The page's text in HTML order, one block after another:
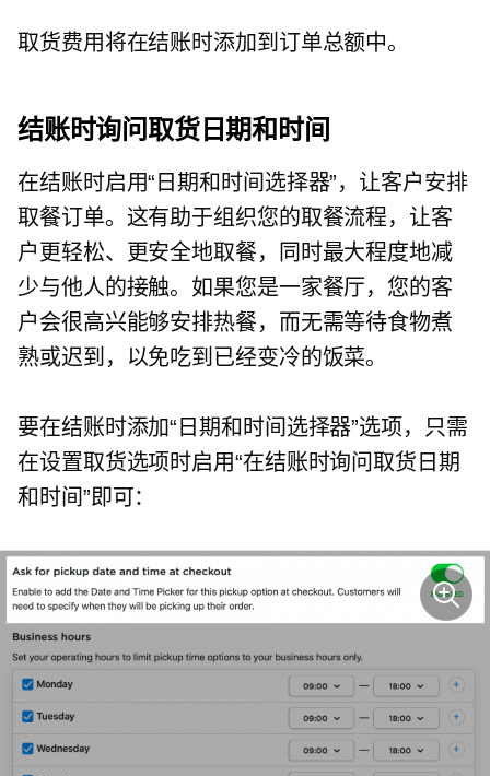
取货费用将在结账时添加到订单总额中。
结账时询问取货日期和时间
在结账时启用“日期和时间选择器”，让客户安排
取餐订单。这有助于组织您的取餐流程，让客
户更轻松、更安全地取餐，同时最大程度地减
少与他人的接触。如果您是一家餐厅，您的客
户会很高兴能够安排热餐，而无需等待食物煮
熟或迟到，以免吃到已经变冷的饭菜。
要在结账时添加“日期和时间选择器”选项，只需
在设置取货选项时启用“在结账时询问取货日期
和时间”即可：